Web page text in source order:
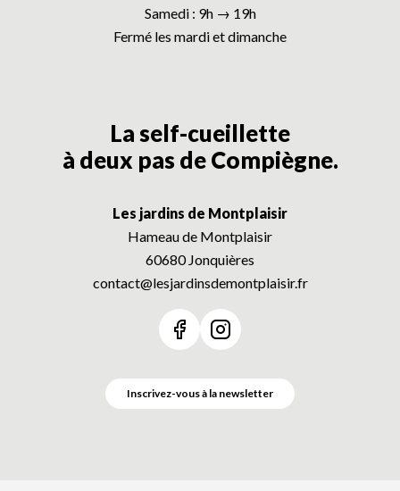
Samedi : 9h → 19h
Fermé les mardi et dimanche
La self-cueillette
à deux pas de Compiègne.
Les jardins de Montplaisir
Hameau de Montplaisir
60680 Jonquières
contact@lesjardinsdemontplaisir.fr
Voir notre page Facebook
Voir notre page Instagram
Inscrivez-vous à la newsletter